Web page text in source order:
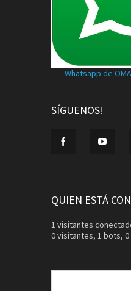
Whatsapp de
SÍGUENOS!
QUIEN ESTÁ
1 visitantes
0 visitantes, 1 bots,
Buscar: